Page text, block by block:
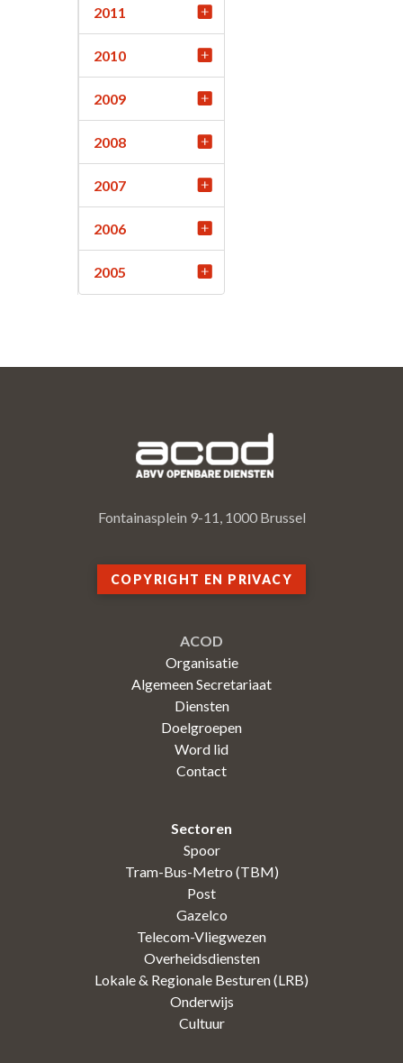
2011
2010
2009
2008
2007
2006
2005
Fontainasplein 9-11, 1000 Brussel
COPYRIGHT EN PRIVACY
ACOD
Organisatie
Algemeen Secretariaat
Diensten
Doelgroepen
Word lid
Contact
Sectoren
Spoor
Tram-Bus-Metro (TBM)
Post
Gazelco
Telecom-Vliegwezen
Overheidsdiensten
Lokale & Regionale Besturen (LRB)
Onderwijs
Cultuur